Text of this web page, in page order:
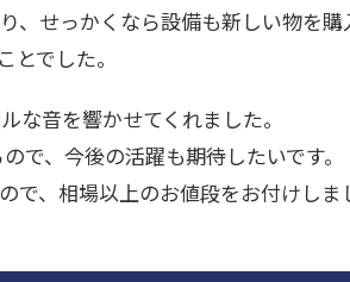
、せっかくなら設備も新しい物を
でした。
な音を響かせてくれました。
で、今後の活躍も期待したいです。
、相場以上のお値段をお付けしま